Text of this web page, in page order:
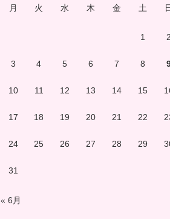
月 火 水 木 金 土
1 2
3 4 5 6 7 8
10 11 12 13 14 15
17 18 19 20 21 22
24 25 26 27 28 29
31
« 6月